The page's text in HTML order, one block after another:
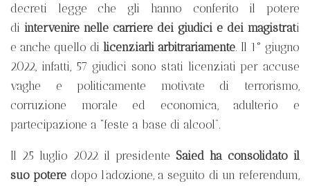
decreti legge che gli hanno conferito il potere
di intervenire nelle carriere dei giudici e dei magistrati
e anche quello di licenziarli arbitrariamente. Il 1° giugno
2022, infatti, 57 giudici sono stati licenziati per accuse
vaghe e politicamente motivate di terrorismo,
corruzione morale ed economica, adulterio e
partecipazione a “feste a base di alcool”.
Il 25 luglio 2022 il presidente Saied ha consolidato il
suo potere dopo l’adozione, a seguito di un referendum,